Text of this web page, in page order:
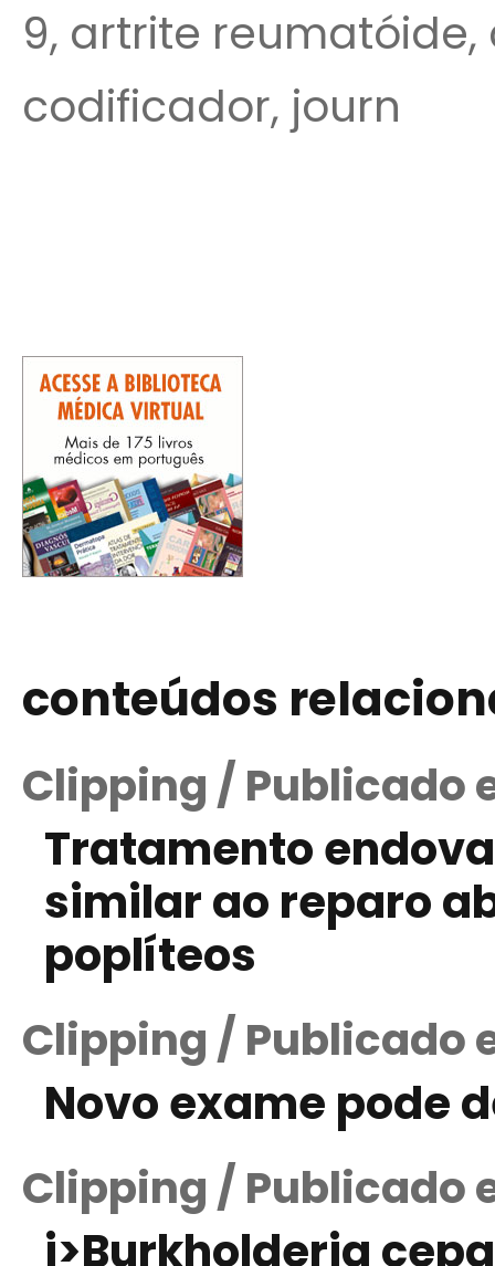
9, artrite reumatóide,
codificador, journ
conteúdos
Clipping / Publicado
Tratamento
similar ao reparo
poplíteos
Clipping / Publicado
Novo exame pode
Clipping / Publicado
i>Burkholderia